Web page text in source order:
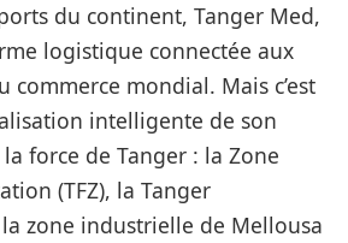
du continent, Tanger Med,
logistique connectée aux
commerce mondial. Mais c’est
intelligente de son
force de Tanger : la Zone
(TFZ), la Tanger
zone industrielle de Mellousa